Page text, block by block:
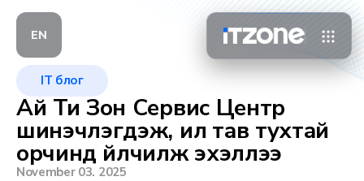
EN
IT блог
Ай Ти Зон Сервис Центр
шинэчлэгдэж, илүү тав тухтай
орчинд үйлчилж эхэллээ
November 03. 2025